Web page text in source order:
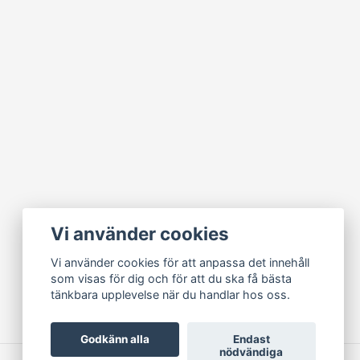
Vi använder cookies
Vi använder cookies för att anpassa det innehåll
som visas för dig och för att du ska få bästa
tänkbara upplevelse när du handlar hos oss.
Godkänn alla
Endast
nödvändiga